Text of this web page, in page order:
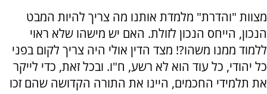
מצוות "והדרת" מלמדת אותנו מה צריך להיות המבט
הנכון, הייחס הנכון לזולת. האם יש מישהו שלא ראוי
ללמוד ממנו משהו?! מצד הדין אולי היה צריך לקום בפני
כל יהודי, כל עוד הוא לא רשע, ח"ו. ובכל זאת, כדי לייקר
את תלמידי החכמים, היינו את התורה הקדושה שהם זכו